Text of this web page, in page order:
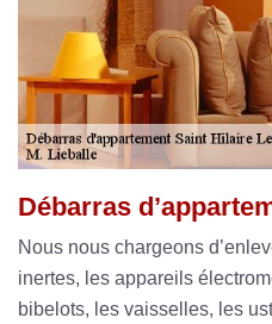
Débarras
Nous nous chargeons
inertes, les appareils
bibelots, les vaisselles, les